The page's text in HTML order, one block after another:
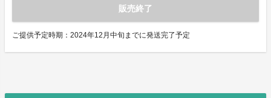
販売終了
ご提供予定時期：2024年12月中旬までに発送完了予定